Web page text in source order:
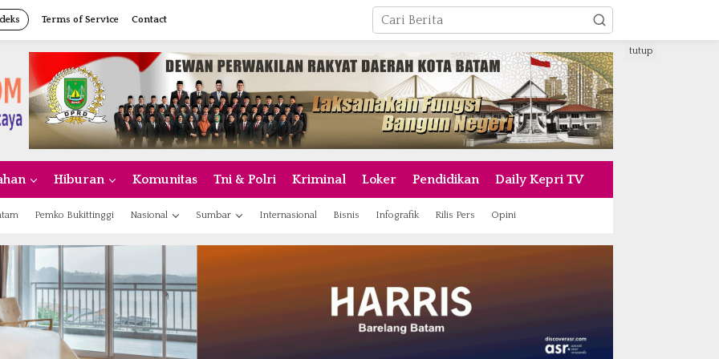
Terms of Service Contact
Hiburan Komunitas Tni & Polri Kriminal Loker Pendidikan Daily Kepri TV
Pemko Bukittinggi Nasional Sumbar Internasional Bisnis Infografik Rilis Pers Opini
tutup